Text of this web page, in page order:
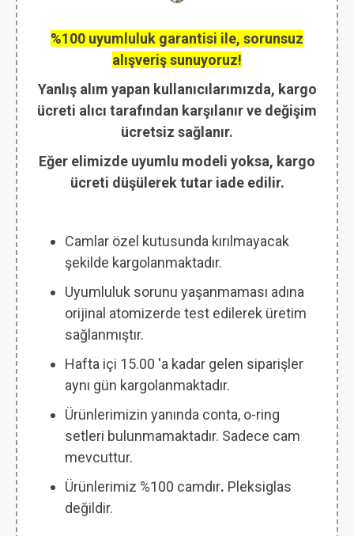
%100 uyumluluk garantisi ile, sorunsuz
alışveriş sunuyoruz!
Yanlış alım yapan kullanıcılarımızda, kargo
ücreti alıcı tarafından karşılanır ve değişim
ücretsiz sağlanır.
Eğer elimizde uyumlu modeli yoksa, kargo
ücreti düşülerek tutar iade edilir.
Camlar özel kutusunda kırılmayacak
şekilde kargolanmaktadır.
Uyumluluk sorunu yaşanmaması adına
orijinal atomizerde test edilerek üretim
sağlanmıştır.
Hafta içi 15.00 'a kadar gelen siparişler
aynı gün kargolanmaktadır.
Ürünlerimizin yanında conta, o-ring
setleri bulunmamaktadır. Sadece cam
mevcuttur.
Ürünlerimiz %100 camdır. Pleksiglas
değildir.